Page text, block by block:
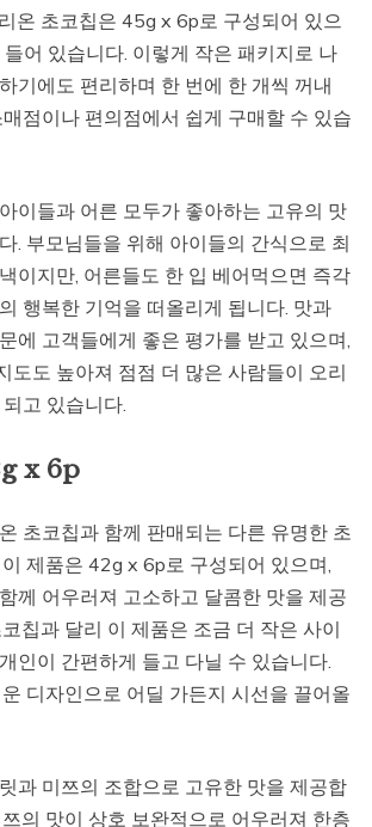
온 초코칩은 45g x 6p로 구성되어 있으
어 있습니다. 이렇게 작은 패키지로 나
기에도 편리하며 한 번에 한 개씩 꺼내
점이나 편의점에서 쉽게 구매할 수 있습
이들과 어른 모두가 좋아하는 고유의 맛
. 부모님들을 위해 아이들의 간식으로 최
이지만, 어른들도 한 입 베어먹으면 즉각
행복한 기억을 떠올리게 됩니다. 맛과
에 고객들에게 좋은 평가를 받고 있으며,
도도 높아져 점점 더 많은 사람들이 오리
고 있습니다.
x 6p
초코칩과 함께 판매되는 다른 유명한 초
제품은 42g x 6p로 구성되어 있으며,
께 어우러져 고소하고 달콤한 맛을 제공
칩과 달리 이 제품은 조금 더 작은 사이
인이 간편하게 들고 다닐 수 있습니다.
디자인으로 어딜 가든지 시선을 끌어올
과 미쯔의 조합으로 고유한 맛을 제공합
의 맛이 상호 보완적으로 어우러져 한층